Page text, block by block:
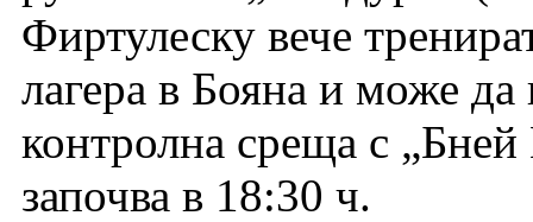
Фиртулеску вече
лагера в Бояна и може да
контролна среща с
започва в 18:30 ч.